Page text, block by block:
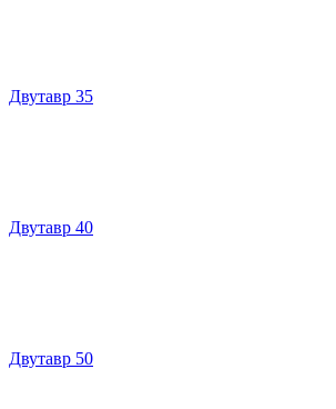
Двутавр 35
Двутавр 40
Двутавр 50